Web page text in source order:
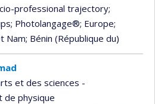
professional trajectory;
; Photolangage®; Europe;
Nam; Bénin (République du)
et des sciences -
de physique